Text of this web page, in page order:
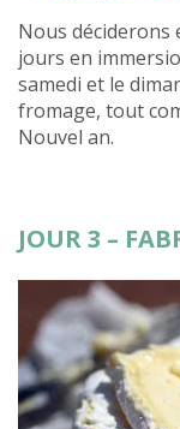
Nous déciderons
jours en
samedi et le
fromage, tout
Nouvel an.
JOUR 3 –